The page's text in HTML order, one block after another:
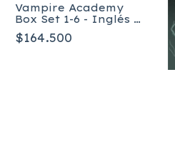
Vampire Academy
Box Set 1-6 - Inglés -
Tapa blanda
$164.500